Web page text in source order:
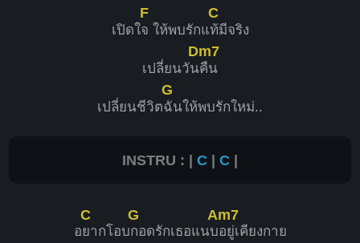
เปิดใ
F
จ ให้พบรักแ
C
ท้มีจริง
เปลี่ยนวัน
Dm7
คืน
เปลี่ยนชีวิต
G
ฉันให้พบรักใหม่..
INSTRU : | C | C |
อ
C
ยากโอบ
G
กอดรักเธอแนบ
Am7
อยู่เคียงกาย